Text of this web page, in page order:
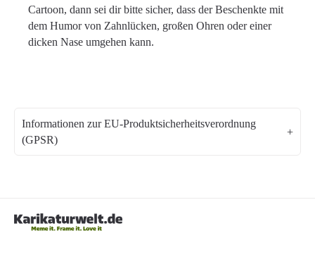
Cartoon, dann sei dir bitte sicher, dass der Beschenkte mit
dem Humor von Zahnlücken, großen Ohren oder einer
dicken Nase umgehen kann.
Informationen zur EU-Produktsicherheitsverordnung
(GPSR)